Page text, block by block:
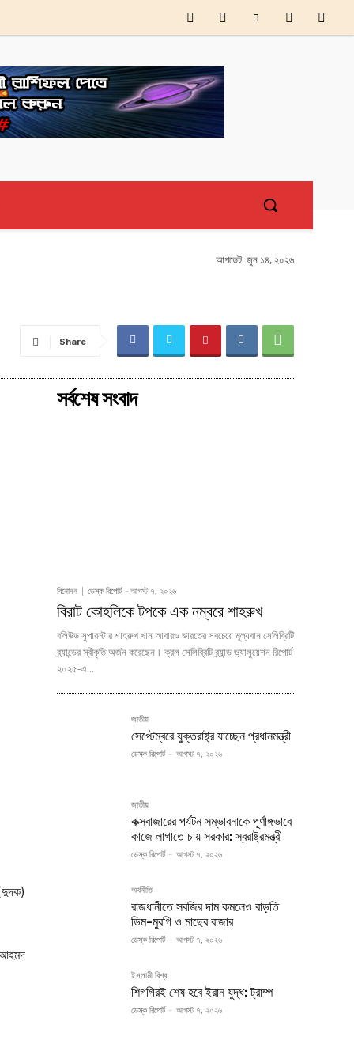
আপডেট: জুন ১৪, ২০২৬
Share
আহমদ
সর্বশেষ সংবাদ
বিনোদন ডেস্ক রিপোর্ট - আগস্ট ৭, ২০২৬
বিরাট কোহলিকে টপকে এক নম্বরে শাহরুখ
বলিউড সুপারস্টার শাহরুখ খান আবারও ভারতের সবচেয়ে মূল্যবান সেলিব্রিটি
ব্র্যান্ডের স্বীকৃতি অর্জন করেছেন। ক্রল সেলিব্রিটি ব্র্যান্ড ভ্যালুয়েশন রিপোর্ট
২০২৫-এ...
জাতীয়
সেপ্টেম্বরে যুক্তরাষ্ট্র যাচ্ছেন প্রধানমন্ত্রী
ডেস্ক রিপোর্ট - আগস্ট ৭, ২০২৬
জাতীয়
কক্সবাজারের পর্যটন সম্ভাবনাকে পূর্ণাঙ্গভাবে
কাজে লাগাতে চায় সরকার: স্বরাষ্ট্রমন্ত্রী
ডেস্ক রিপোর্ট - আগস্ট ৭, ২০২৬
অর্থনীতি
রাজধানীতে সবজির দাম কমলেও বাড়তি
ডিম-মুরগি ও মাছের বাজার
ডেস্ক রিপোর্ট - আগস্ট ৭, ২০২৬
ইসলামী বিশ্ব
শিগগিরই শেষ হবে ইরান যুদ্ধ: ট্রাম্প
ডেস্ক রিপোর্ট - আগস্ট ৭, ২০২৬